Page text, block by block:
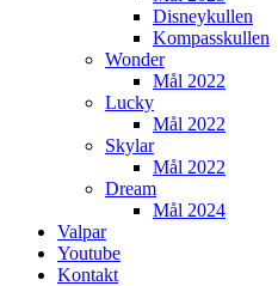
Disneykullen
Kompasskullen
Wonder
Mål 2022
Lucky
Mål 2022
Skylar
Mål 2022
Dream
Mål 2024
Valpar
Youtube
Kontakt